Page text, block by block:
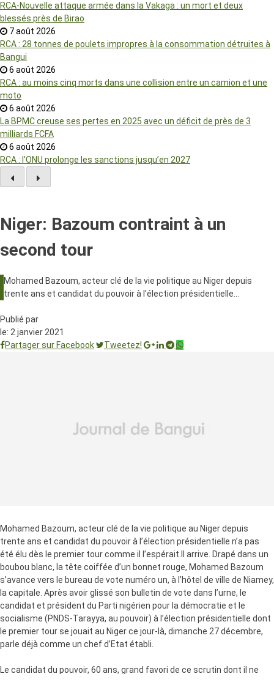
RCA-Nouvelle attaque armée dans la Vakaga : un mort et deux
blessés près de Birao
7 août 2026
RCA : 28 tonnes de poulets impropres à la consommation détruites à
Bangui
6 août 2026
RCA : au moins cinq morts dans une collision entre un camion et une
moto
6 août 2026
La BPMC creuse ses pertes en 2025 avec un déficit de près de 3
milliards FCFA
6 août 2026
RCA : l’ONU prolonge les sanctions jusqu’en 2027
Niger: Bazoum contraint à un
second tour
Mohamed Bazoum, acteur clé de la vie politique au Niger depuis
trente ans et candidat du pouvoir à l'élection présidentielle…
Publié par
le: 2 janvier 2021
Partager sur Facebook
Tweetez!
Mohamed Bazoum, acteur clé de la vie politique au Niger depuis
trente ans et candidat du pouvoir à l’élection présidentielle n’a pas
été élu dès le premier tour comme il l’espérait.Il arrive. Drapé dans un
boubou blanc, la tête coiffée d’un bonnet rouge, Mohamed Bazoum
s’avance vers le bureau de vote numéro un, à l’hôtel de ville de Niamey,
la capitale. Après avoir glissé son bulletin de vote dans l’urne, le
candidat et président du Parti nigérien pour la démocratie et le
socialisme (PNDS-Tarayya, au pouvoir) à l’élection présidentielle dont
le premier tour se jouait au Niger ce jour-là, dimanche 27 décembre,
parle déjà comme un chef d’Etat établi.
Le candidat du pouvoir, 60 ans, grand favori de ce scrutin dont il ne